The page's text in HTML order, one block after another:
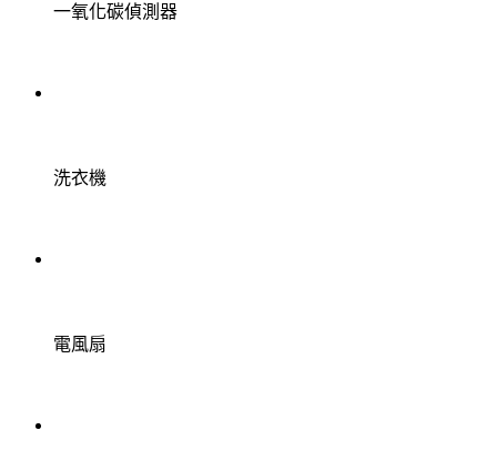
一氧化碳偵測器
洗衣機
電風扇